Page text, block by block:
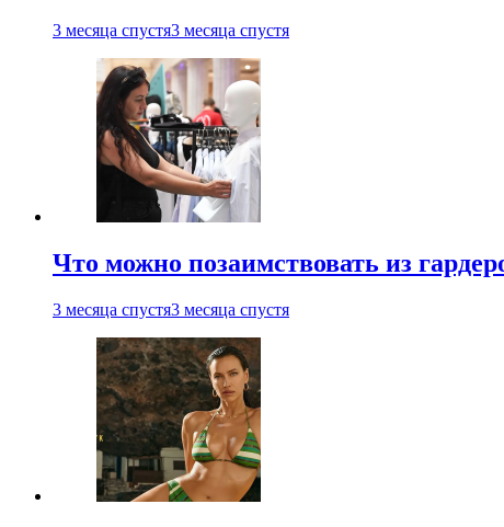
3 месяца спустя3 месяца спустя
Что можно позаимствовать из
3 месяца спустя3 месяца спустя